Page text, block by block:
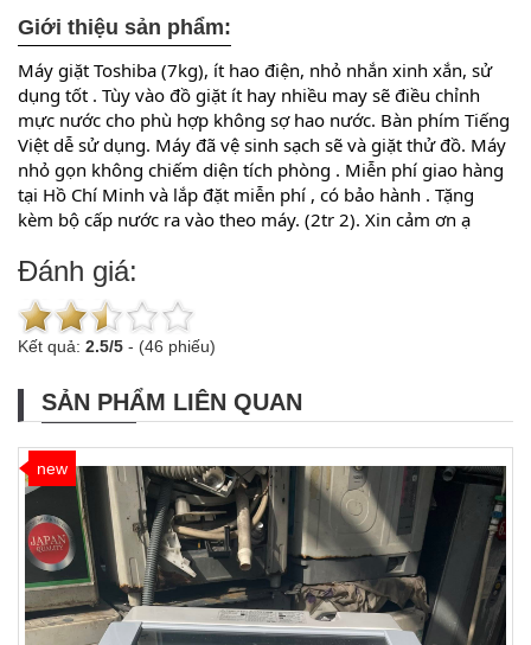
Giới thiệu sản phẩm:
Máy giặt Toshiba (7kg), ít hao điện, nhỏ nhắn xinh xắn, sử
dụng tốt . Tùy vào đồ giặt ít hay nhiều may sẽ điều chỉnh
mực nước cho phù hợp không sợ hao nước. Bàn phím Tiếng
Việt dễ sử dụng. Máy đã vệ sinh sạch sẽ và giặt thử đồ. Máy
nhỏ gọn không chiếm diện tích phòng . Miễn phí giao hàng
tại Hồ Chí Minh và lắp đặt miễn phí , có bảo hành . Tặng
kèm bộ cấp nước ra vào theo máy. (2tr 2). Xin cảm ơn ạ
Đánh giá:
Kết quả: 2.5/5 - (46 phiếu)
SẢN PHẨM LIÊN QUAN
new